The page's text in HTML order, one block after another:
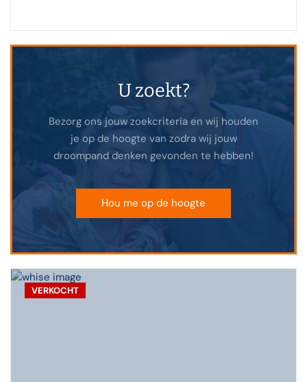
U zoekt?
Bezorg ons jouw zoekcriteria en wij houden
je op de hoogte van zodra wij jouw
droompand denken gevonden te hebben!
Hou me op de hoogte
VERKOCHT